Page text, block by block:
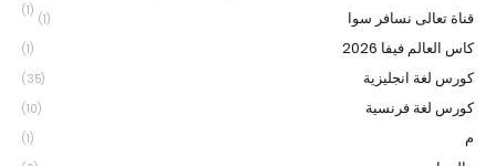
(1) قناة تعالى نسافر سوا (1)
كاس العالم فيفا 2026 (1)
كورس لغة انجليزية (35)
كورس لغة فرنسية (10)
م (1)